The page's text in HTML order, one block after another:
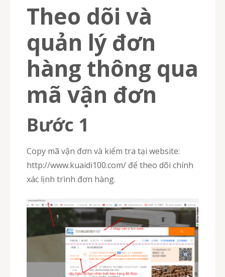
Theo dõi và
quản lý đơn
hàng thông qua
mã vận đơn
Bước 1
Copy mã vận đơn và kiểm tra tại website:
http://www.kuaidi100.com/ để theo dõi chính
xác lịnh trình đơn hàng.